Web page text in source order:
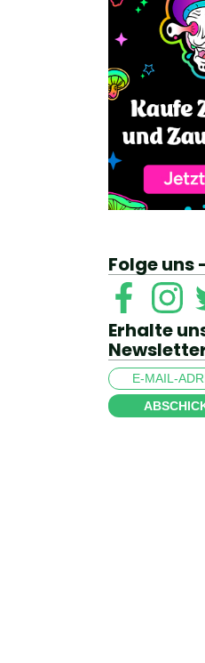
Folge uns
Erhalte